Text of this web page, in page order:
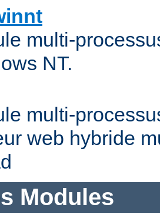
multi-
NT.
multi-
web hybride
Modules